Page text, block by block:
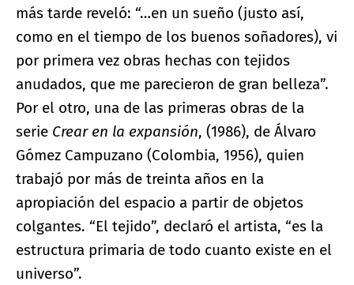
más tarde reveló: “…en un sueño (justo así,
como en el tiempo de los buenos soñadores), vi
por primera vez obras hechas con tejidos
anudados, que me parecieron de gran belleza”.
Por el otro, una de las primeras obras de la
serie Crear en la expansión, (1986), de Álvaro
Gómez Campuzano (Colombia, 1956), quien
trabajó por más de treinta años en la
apropiación del espacio a partir de objetos
colgantes. “El tejido”, declaró el artista, “es la
estructura primaria de todo cuanto existe en el
universo”.